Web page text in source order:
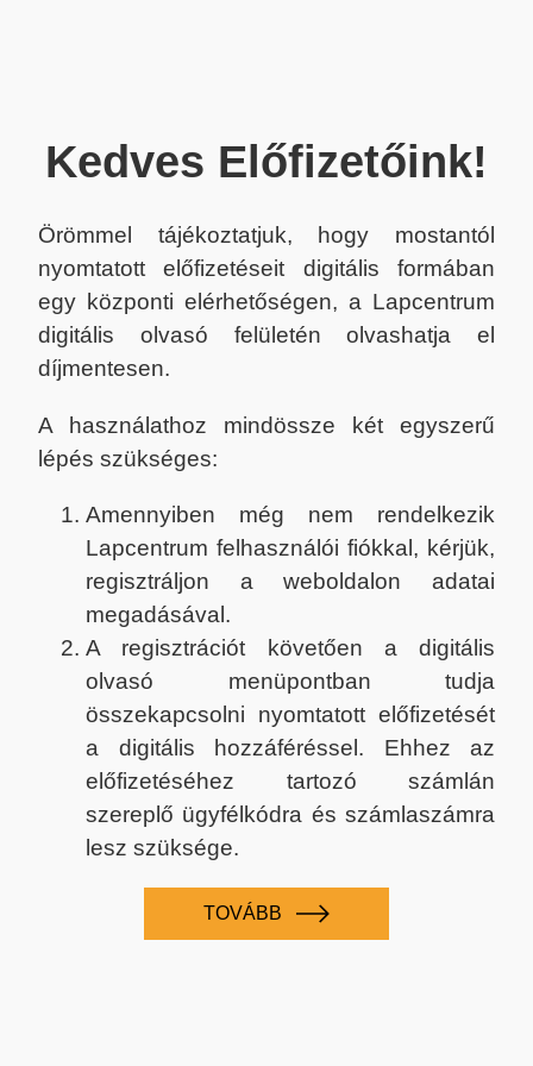
Kedves Előfizetőink!
Örömmel tájékoztatjuk, hogy mostantól
nyomtatott előfizetéseit digitális formában
egy központi elérhetőségen, a Lapcentrum
digitális olvasó felületén olvashatja el
díjmentesen.
A használathoz mindössze két egyszerű
lépés szükséges:
Amennyiben még nem rendelkezik
Lapcentrum felhasználói fiókkal, kérjük,
regisztráljon a weboldalon adatai
megadásával.
A regisztrációt követően a digitális
olvasó menüpontban tudja
összekapcsolni nyomtatott előfizetését
a digitális hozzáféréssel. Ehhez az
előfizetéséhez tartozó számlán
szereplő ügyfélkódra és számlaszámra
lesz szüksége.
TOVÁBB